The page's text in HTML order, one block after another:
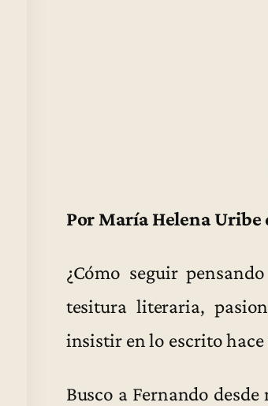
Por María Helena Uribe
¿Cómo seguir
tesitura literaria,
insistir en lo escrito
Busco a Fernando